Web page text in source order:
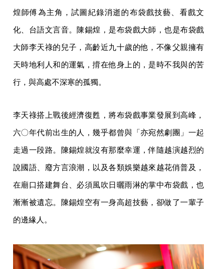
煌師傅為主角，試圖紀錄消逝的布袋戲技藝、看戲文
化、台語文言音。陳錫煌，是布袋戲大師，也是布袋戲
大師李天祿的兒子，高齡近九十歲的他，不像父親擁有
天時地利人和的運氣，揹在他身上的，是時不我與的苦
行，與高處不深寒的孤獨。
李天祿搭上戰後經濟復甦，將布袋戲事業發展到高峰，
六〇年代前出生的人，幾乎都曾與「亦宛然劇團」一起
走過一段路。陳錫煌就沒有那麼幸運，伴隨越演越烈的
說國語、廢方言浪潮，以及各類娛樂越來越花俏普及，
在廟口搭建舞台、必須風吹日曬雨淋的掌中布袋戲，也
漸漸被遺忘。陳錫煌空有一身高超技藝，卻做了一輩子
的邊緣人。